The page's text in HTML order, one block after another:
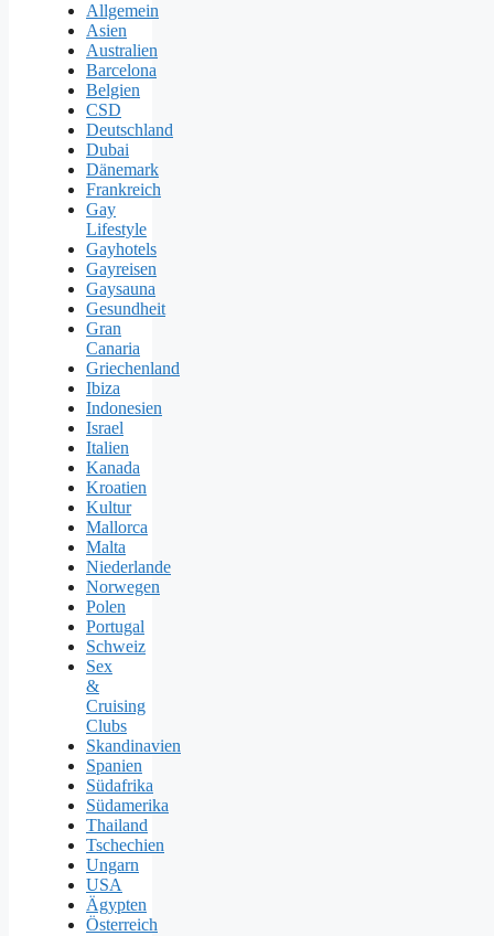
Allgemein
Asien
Australien
Barcelona
Belgien
CSD
Deutschland
Dubai
Dänemark
Frankreich
Gay
Lifestyle
Gayhotels
Gayreisen
Gaysauna
Gesundheit
Gran
Canaria
Griechenland
Ibiza
Indonesien
Israel
Italien
Kanada
Kroatien
Kultur
Mallorca
Malta
Niederlande
Norwegen
Polen
Portugal
Schweiz
Sex
&
Cruising
Clubs
Skandinavien
Spanien
Südafrika
Südamerika
Thailand
Tschechien
Ungarn
USA
Ägypten
Österreich